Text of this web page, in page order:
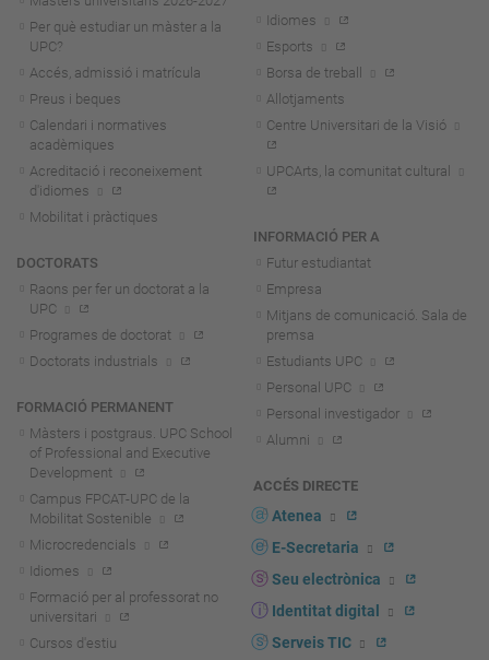
Per què estudiar un màster a la
UPC?
Accés, admissió i matrícula
Preus i beques
Calendari i normatives
acadèmiques
Acreditació i reconeixement
d'idiomes
Mobilitat i pràctiques
DOCTORATS
Raons per fer un doctorat a la
UPC
Programes de doctorat
Doctorats industrials
FORMACIÓ PERMANENT
Màsters i postgraus. UPC School
of Professional and Executive
Development
Campus FPCAT-UPC de la
Mobilitat Sostenible
Microcredencials
Idiomes
Formació per al professorat no
universitari
Cursos d'estiu
Idiomes
Esports
Borsa de treball
Allotjaments
Centre Universitari de la Visió
UPCArts, la comunitat cultural
INFORMACIÓ PER A
Futur estudiantat
Empresa
Mitjans de comunicació. Sala de
premsa
Estudiants UPC
Personal UPC
Personal investigador
Alumni
ACCÉS DIRECTE
Atenea
E-Secretaria
Seu electrònica
Identitat digital
Serveis TIC